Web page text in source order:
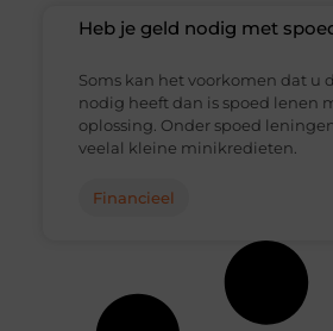
Heb je geld nodig met
Soms kan het voorkomen dat u
nodig heeft dan is spoed lenen
oplossing. Onder spoed
veelal kleine minikredieten.
Financieel